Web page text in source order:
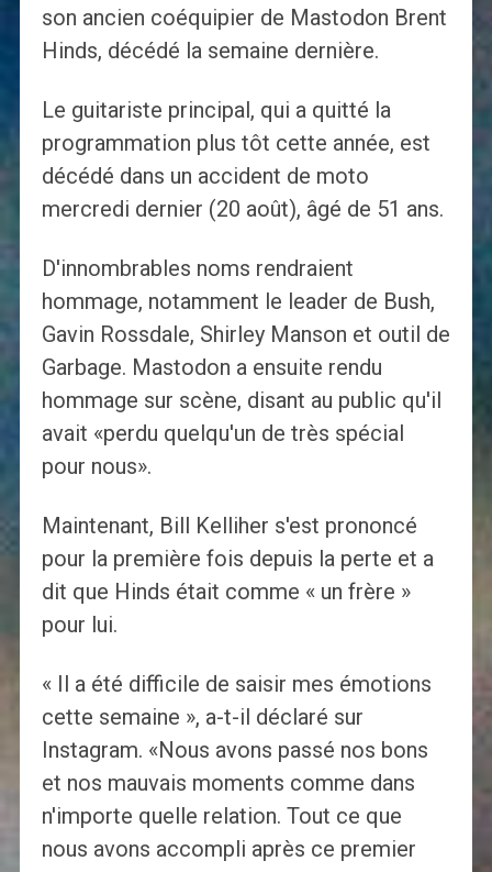
son ancien coéquipier de Mastodon Brent
Hinds, décédé la semaine dernière.
Le guitariste principal, qui a quitté la
programmation plus tôt cette année, est
décédé dans un accident de moto
mercredi dernier (20 août), âgé de 51 ans.
D'innombrables noms rendraient
hommage, notamment le leader de Bush,
Gavin Rossdale, Shirley Manson et outil de
Garbage. Mastodon a ensuite rendu
hommage sur scène, disant au public qu'il
avait «perdu quelqu'un de très spécial
pour nous».
Maintenant, Bill Kelliher s'est prononcé
pour la première fois depuis la perte et a
dit que Hinds était comme « un frère »
pour lui.
« Il a été difficile de saisir mes émotions
cette semaine », a-t-il déclaré sur
Instagram. «Nous avons passé nos bons
et nos mauvais moments comme dans
n'importe quelle relation. Tout ce que
nous avons accompli après ce premier